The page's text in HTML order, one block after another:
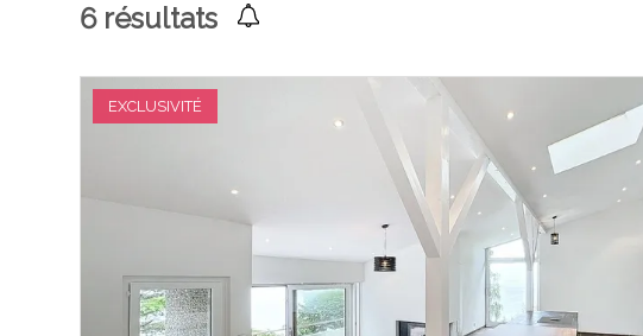
6résultats
EXCLUSIVITÉ